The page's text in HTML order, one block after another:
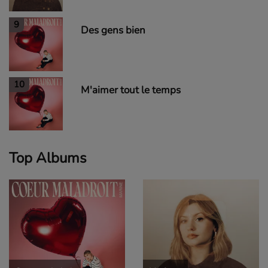
9 Des gens bien
10 M'aimer tout le temps
Top Albums